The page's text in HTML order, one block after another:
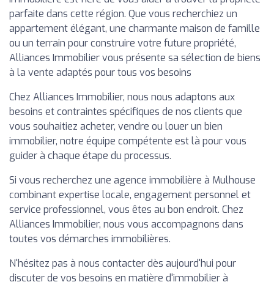
parfaite dans cette région. Que vous recherchiez un
appartement élégant, une charmante maison de famille
ou un terrain pour construire votre future propriété,
Alliances Immobilier vous présente sa sélection de biens
à la vente adaptés pour tous vos besoins
Chez Alliances Immobilier, nous nous adaptons aux
besoins et contraintes spécifiques de nos clients que
vous souhaitiez acheter, vendre ou louer un bien
immobilier, notre équipe compétente est là pour vous
guider à chaque étape du processus.
Si vous recherchez une agence immobilière à Mulhouse
combinant expertise locale, engagement personnel et
service professionnel, vous êtes au bon endroit. Chez
Alliances Immobilier, nous vous accompagnons dans
toutes vos démarches immobilières.
N'hésitez pas à nous contacter dès aujourd'hui pour
discuter de vos besoins en matière d'immobilier à